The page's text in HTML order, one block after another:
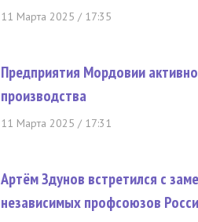
11 Марта 2025 / 17:35
Предприятия Мордовии
производства
11 Марта 2025 / 17:31
Артём Здунов встретился с
независимых профсоюзов